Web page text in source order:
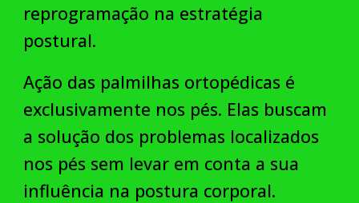
reprogramação na estratégia
postural.
Ação das palmilhas ortopédicas é
exclusivamente nos pés. Elas buscam
a solução dos problemas localizados
nos pés sem levar em conta a sua
influência na postura corporal.